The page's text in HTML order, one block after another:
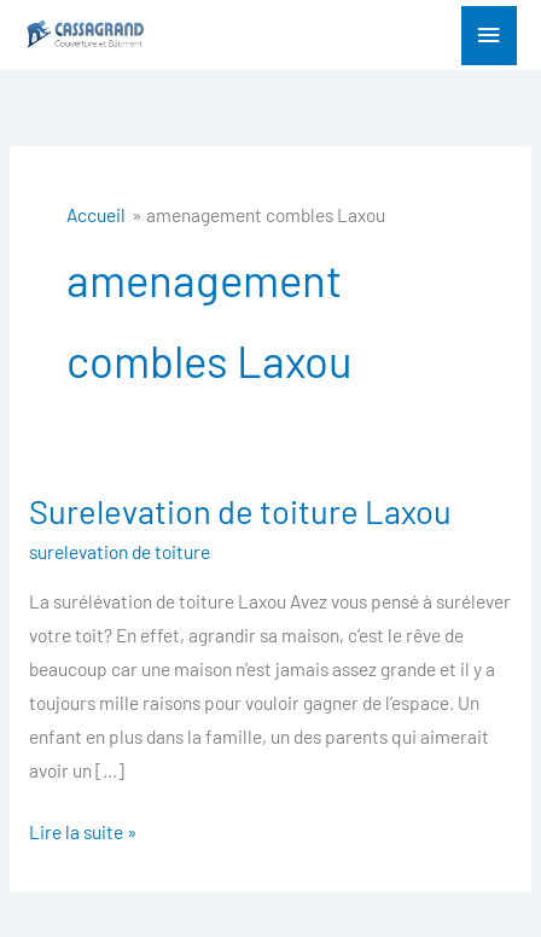
Menu
Accueil amenagement combles Laxou
amenagement
combles Laxou
Surelevation de toiture Laxou
surelevation de toiture
La surélévation de toiture Laxou Avez vous pensé à surélever
votre toit? En effet, agrandir sa maison, c’est le rêve de
beaucoup car une maison n’est jamais assez grande et il y a
toujours mille raisons pour vouloir gagner de l’espace. Un
enfant en plus dans la famille, un des parents qui aimerait
avoir un […]
Surelevation
Laxou
Lire la suite »